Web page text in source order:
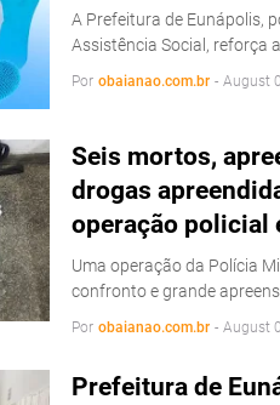
A Prefeitura de Eunápolis,
Assistência Social, reforça
Por obaianao.com.br - August
Seis mortos,
drogas
operação policial
Uma operação da Polícia
confronto e grande
Por obaianao.com.br - August
Prefeitura de